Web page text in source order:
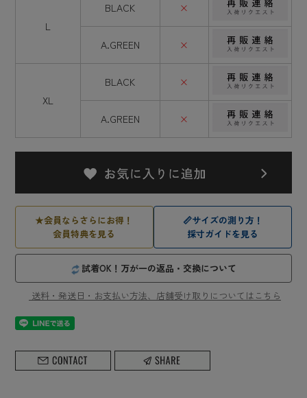
L
BLACK ×
A.GREEN ×
XL
BLACK ×
A.GREEN ×
★会員ならさらにお得！
会員特典を見る
📏サイズの測り方！
採寸ガイドを見る
試着OK！万が一の返品・交換について
送料・発送日・お支払い方法、店舗受け取りについてはこちら